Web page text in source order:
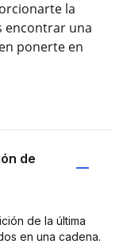
la
encontrar una
ponerte en
de
de la última
en una cadena.